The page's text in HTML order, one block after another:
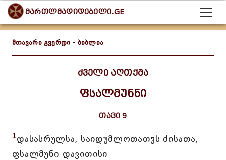
მართლმადიდებელი.GE
მთავარი გვერდი - ბიბლია
ძველი აღთქმა
ფსალმუნნი
თავი 9
1დასასრულსა, საიდუმლოთათჳს ძისათა,
ფსალმუნი დავითისი